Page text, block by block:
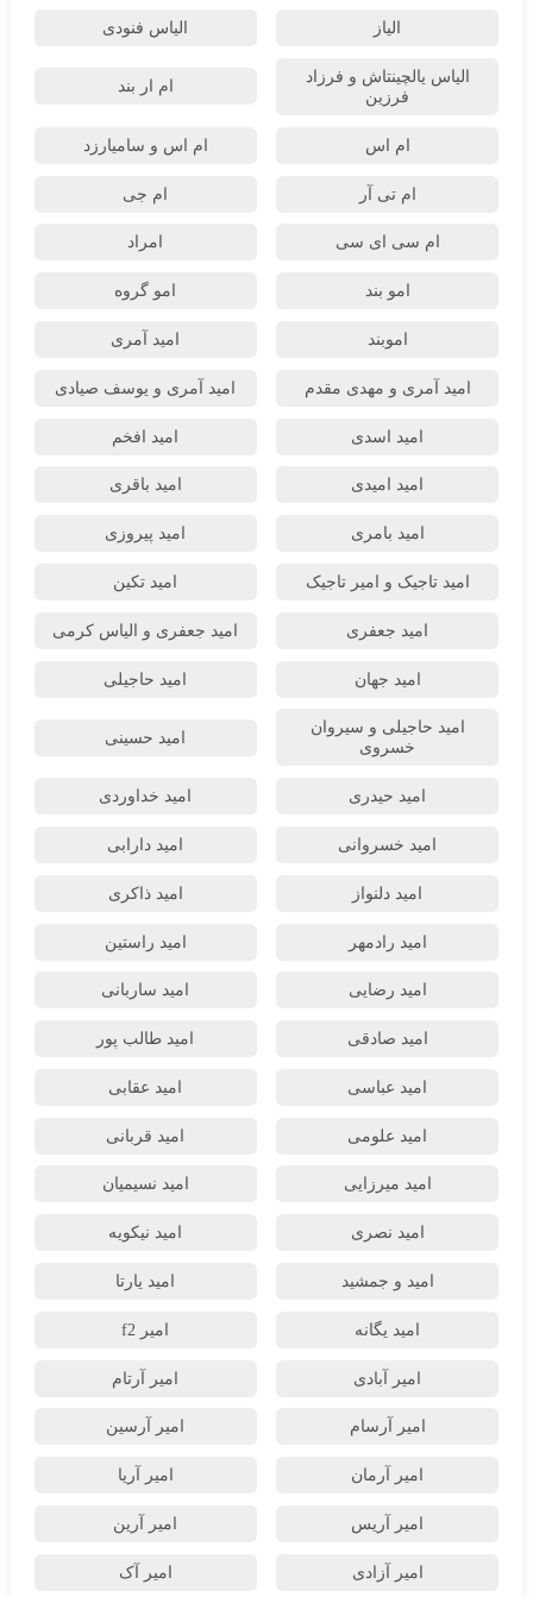
الیاز الیاس فنودی
الیاس یالچینتاش و فرزاد
فرزین
ام‌ ار بند
ام اس ام اس و سامیارزد
ام تی آر ام جی
ام سی ای سی امراد
امو بند امو گروه
اموبند امید آمری
امید آمری و مهدی مقدم امید آمری و یوسف صیادی
امید اسدی امید افخم
امید امیدی امید باقری
امید بامری امید پیروزی
امید تاجیک و امیر تاجیک امید تکین
امید جعفری امید جعفری و الیاس کرمی
امید جهان امید حاجیلی
امید حاجیلی و سیروان
خسروی
امید حسینی
امید حیدری امید خداوردی
امید خسروانی امید دارابی
امید دلنواز امید ذاکری
امید رادمهر امید راستین
امید رضایی امید ساربانی
امید صادقی امید طالب پور
امید عباسی امید عقابی
امید علومی امید قربانی
امید میرزایی امید نسیمیان
امید نصری امید نیکویه
امید و جمشید امید یارتا
امید یگانه امیر f2
امیر آبادی امیر آرتام
امیر آرسام امیر آرسین
امیر آرمان امیر آریا
امیر آریس امیر آرین
امیر آزادی امیر آک